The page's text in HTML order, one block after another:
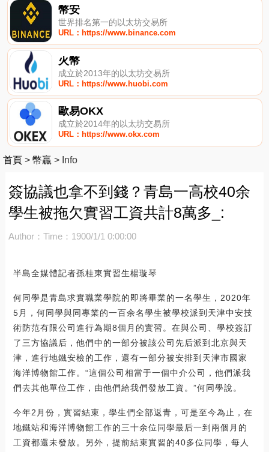
幣安
世界排名第一的以太坊交易所
URL：https://www.binance.com
火幣
成立於2013年的以太坊交易所
URL：https://www.huobi.com
歐易OKX
成立於2014年的以太坊交易所
URL：https://www.okx.com
首頁 > 幣贏 > Info
簽協議也拿不到錢？青島一高校40余
學生被拖欠實習工資共計8萬多_:
Author： Time：1900/1/1 0:00:00
半島全媒體記者孫桂東實習生楊璇琴
何同學是青島求實職業學院的即將畢業的一名學生，2020年
5月，何同學與同專業的一百余名學生被學校派到天津中安技
術防范有限公司進行為期8個月的實習。在與公司、學校簽訂
了三方協議后，他們中的一部分被該公司先后派到北京與天
津，進行地鐵安檢的工作，還有一部分被安排到天津市國家
海洋博物館工作。“這個公司相當于一個中介公司，他們派我
們去其他單位工作，由他們給我們發放工資。”何同學說。
今年2月份，實習結束，學生們全部返青，可是至今為止，在
地鐵站和海洋博物館工作的三十余位同學最后一到兩個月的
工資都還未發放。另外，提前結束實習的40多位同學，每人